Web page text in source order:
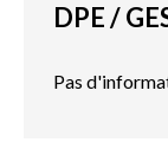
DPE /
Pas